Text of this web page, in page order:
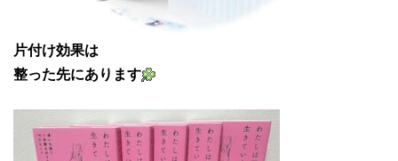
片付け効果は
整った先にあります